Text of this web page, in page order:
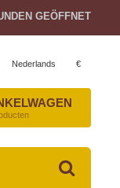
GEÖFFNET
Nederlands €